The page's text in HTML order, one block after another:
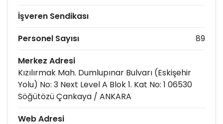
İşveren Sendikası
Personel Sayısı
89
Merkez Adresi
Kızılırmak Mah. Dumlupınar Bulvarı (Eskişehir
Yolu) No: 3 Next Level A Blok 1. Kat No: 1 06530
Söğütözü Çankaya / ANKARA
Web Adresi